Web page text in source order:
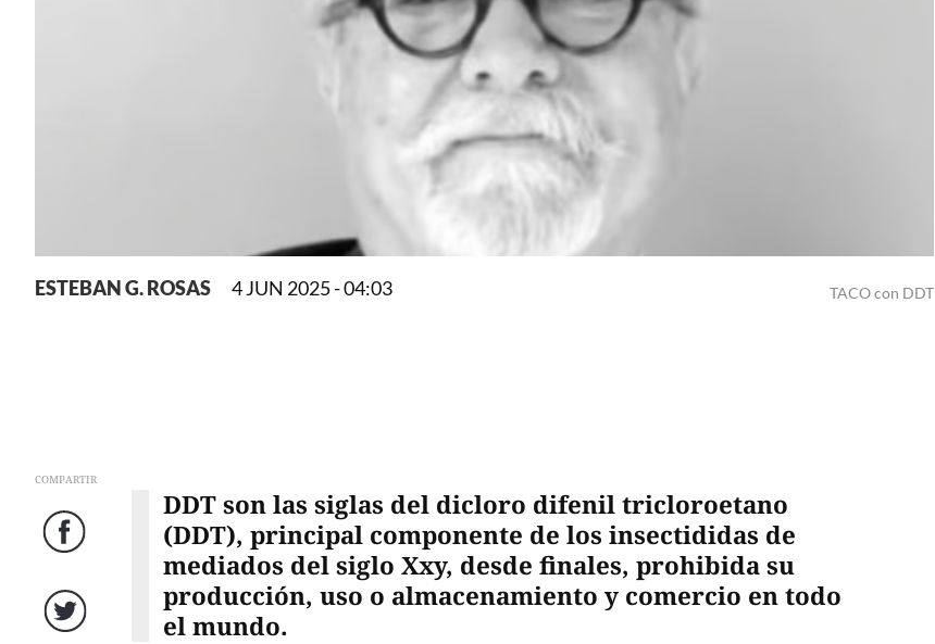
TACO con DDT
ESTEBAN G. ROSAS 4 JUN 2025 - 04:03
COMPARTIR
Facebook
Twitter
DDT son las siglas del dicloro difenil tricloroetano
(DDT), principal componente de los insectididas de
mediados del siglo Xxy, desde finales, prohibida su
producción, uso o almacenamiento y comercio en todo
el mundo.